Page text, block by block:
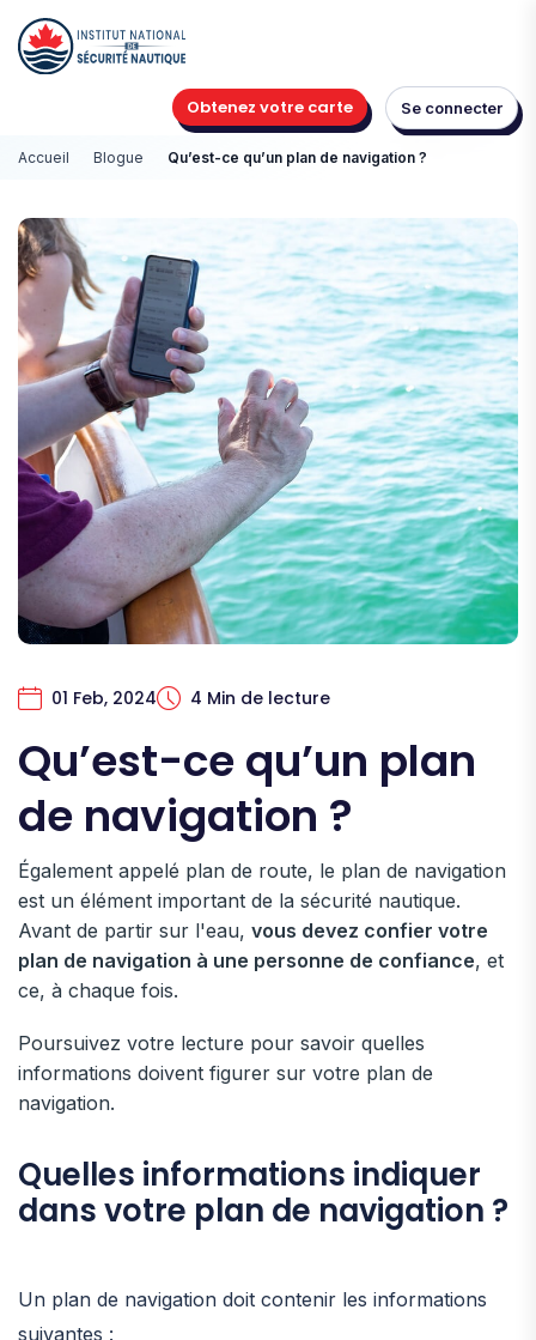
Obtenez votre carte Se connecter
Accueil Blogue Qu’est-ce qu’un plan de navigation ?
01 Feb, 2024 4 Min de lecture
Qu’est-ce qu’un plan
de navigation ?
Également appelé plan de route, le plan de navigation
est un élément important de la sécurité nautique.
Avant de partir sur l'eau, vous devez confier votre
plan de navigation à une personne de confiance, et
ce, à chaque fois.
Poursuivez votre lecture pour savoir quelles
informations doivent figurer sur votre plan de
navigation.
Quelles informations indiquer
dans votre plan de navigation ?
Un plan de navigation doit contenir les informations
suivantes :